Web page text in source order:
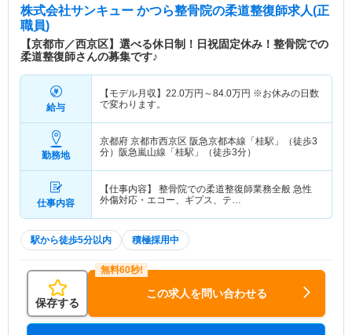
株式会社サンキュー かつら整骨院の柔道整復師求人(正
職員)
【京都市／西京区】選べる休日制！日祝固定休み！整骨院での
柔道整復師さんの募集です♪
給与
【モデル月収】 22.0万円～84.0万円 ※お休みの日数
で変わります。
勤務地
京都府 京都市西京区 阪急京都本線「桂駅」（徒歩3
分）阪急嵐山線「桂駅」（徒歩3分）
仕事内容
【仕事内容】 整骨院での柔道整復師業務全般 急性
外傷対応・エコー、ギプス、テ…
駅から徒歩5分以内 積極採用中
保存する
この求人を問い合わせる